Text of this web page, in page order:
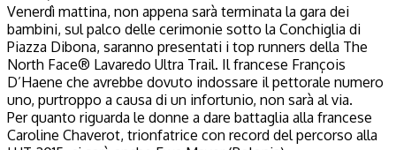
Venerdì mattina, non appena sarà terminata la gara dei
bambini, sul palco delle cerimonie sotto la Conchiglia di
Piazza Dibona, saranno presentati i top runners della The
North Face® Lavaredo Ultra Trail. Il francese François
D’Haene che avrebbe dovuto indossare il pettorale numero
uno, purtroppo a causa di un infortunio, non sarà al via.
Per quanto riguarda le donne a dare battaglia alla francese
Caroline Chaverot, trionfatrice con record del percorso alla